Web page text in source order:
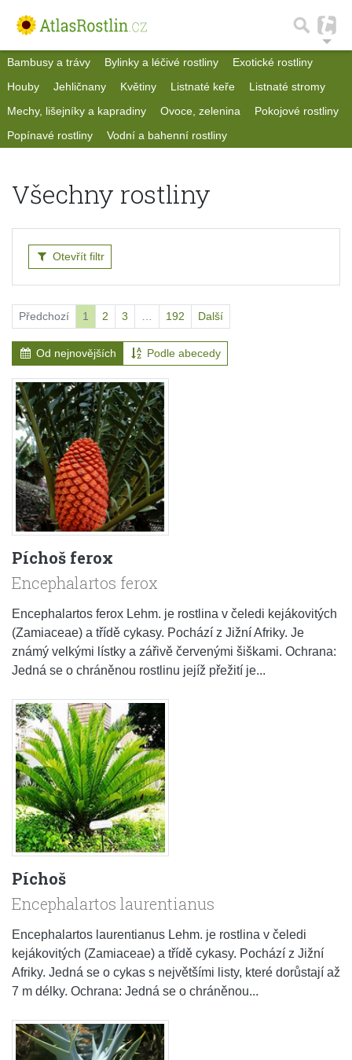
Bambusy a trávy Bylinky a léčivé rostliny
Exotické rostliny
Houby
Jehličnany Květiny Listnaté keře
Listnaté stromy
Mechy, lišejníky a kapradiny
Ovoce, zelenina
Pokojové rostliny
Popínavé rostliny
Vodní a bahenní rostliny
Všechny rostliny
Otevřít filtr
Předchozí 1 2 3 192 Další
Od nejnovějších Podle abecedy
Píchoš ferox
Encephalartos ferox
Encephalartos ferox Lehm. je rostlina v čeledi kejákovitých
(Zamiaceae) a třídě cykasy. Pochází z Jižní Afriky. Je
známý velkými lístky a zářivě červenými šiškami. Ochrana:
Jedná se o chráněnou rostlinu jejíž přežití je...
Píchoš
Encephalartos laurentianus
Encephalartos laurentianus Lehm. je rostlina v čeledi
kejákovitých (Zamiaceae) a třídě cykasy. Pochází z Jižní
Afriky. Jedná se o cykas s největšími listy, které dorůstají až
7 m délky. Ochrana: Jedná se o chráněnou...